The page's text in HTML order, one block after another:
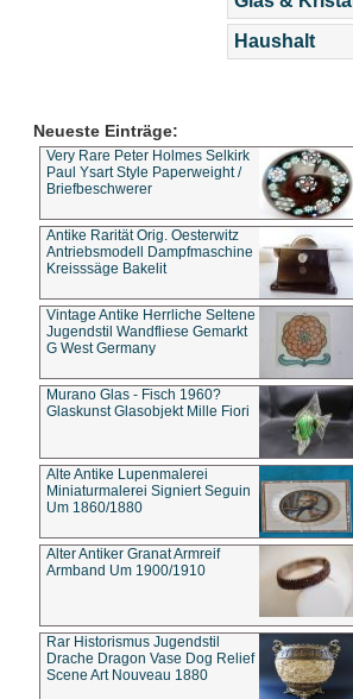
Haushalt
Neueste Einträge:
Very Rare Peter Holmes Selkirk
Paul Ysart Style Paperweight /
Briefbeschwerer
Antike Rarität Orig. Oesterwitz
Antriebsmodell Dampfmaschine
Kreisssäge Bakelit
Vintage Antike Herrliche Seltene
Jugendstil Wandfliese Gemarkt
G West Germany
Murano Glas - Fisch 1960?
Glaskunst Glasobjekt Mille Fiori
Alte Antike Lupenmalerei
Miniaturmalerei Signiert Seguin
Um 1860/1880
Alter Antiker Granat Armreif
Armband Um 1900/1910
Rar Historismus Jugendstil
Drache Dragon Vase Dog Relief
Scene Art Nouveau 1880